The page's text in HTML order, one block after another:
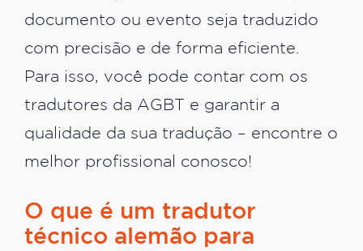
documento ou evento seja traduzido
com precisão e de forma eficiente.
Para isso, você pode contar com os
tradutores da AGBT e garantir a
qualidade da sua tradução – encontre o
melhor profissional conosco!
O que é um tradutor
técnico alemão para